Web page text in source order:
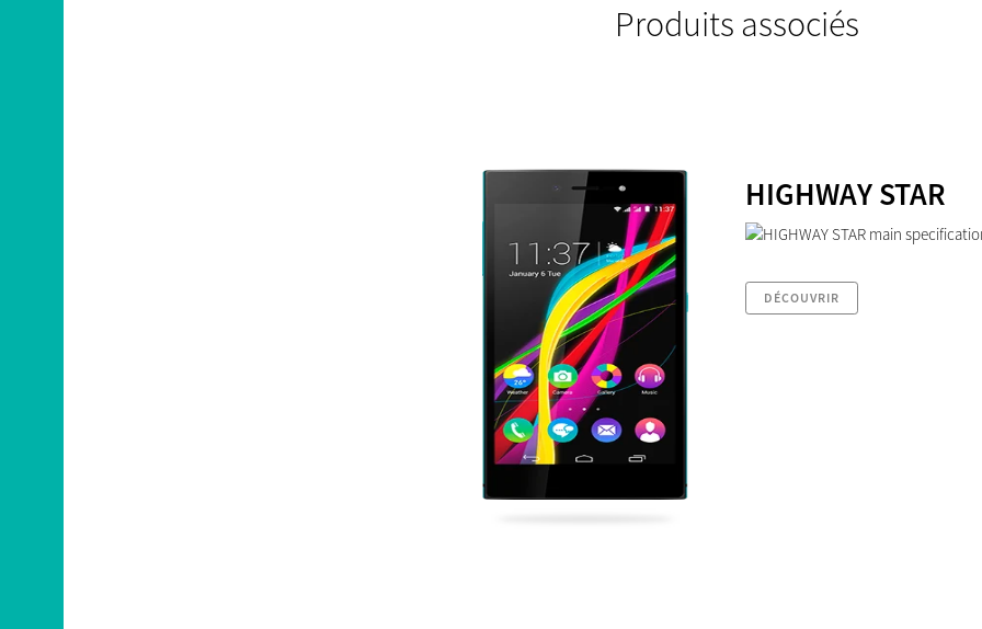
Produits associés
HIGHWAY STAR
DÉCOUVRIR